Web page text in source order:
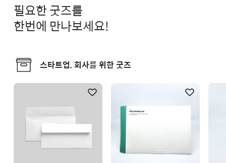
필요한 굿즈를
한번에 만나보세요!
스타트업, 회사를 위한 굿즈